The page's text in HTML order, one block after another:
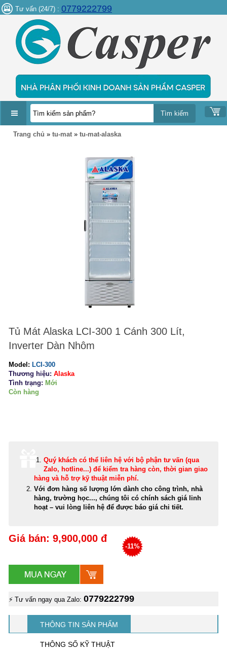
Tư vấn (24/7) : 0779222799
DANH
Trang chủ » tu-mat » tu-mat-alaska
Tủ Mát Alaska LCI-300 1 Cánh 300 Lít,
Inverter Dàn Nhôm
Model: LCI-300
Thương hiệu: Alaska
Tình trạng: Mới
Còn hàng
Quý khách có thể liên hệ với bộ phận tư vấn (qua
Zalo, hotline...) để kiểm tra hàng còn, thời gian giao
hàng và hỗ trợ kỹ thuật miễn phí.
Với đơn hàng số lượng lớn dành cho công trình, nhà
hàng, trường học..., chúng tôi có chính sách giá linh
hoạt – vui lòng liên hệ để được báo giá chi tiết.
Giá bán: 9,900,000 đ
-11%
⚡ Tư vấn ngay qua Zalo: 0779222799
THÔNG TIN SẢN PHẨM
THÔNG SỐ KỸ THUẬT